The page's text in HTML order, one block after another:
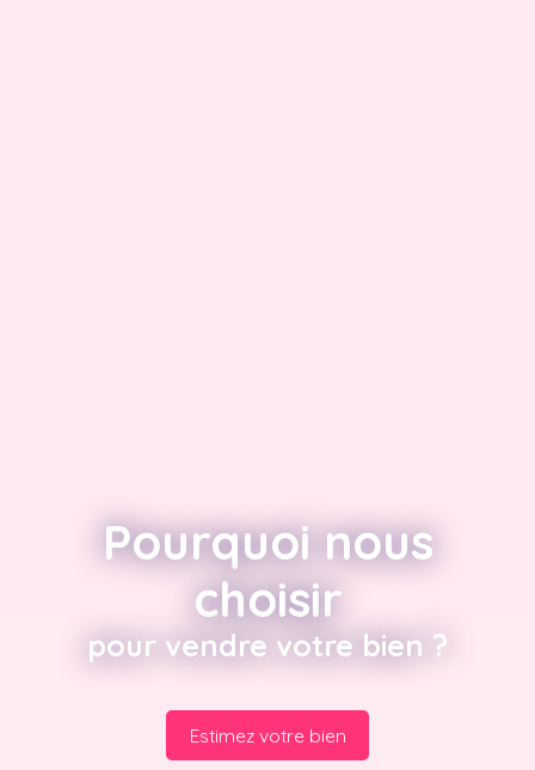
Pourquoi nous
choisir
pour vendre votre bien ?
Estimez votre bien